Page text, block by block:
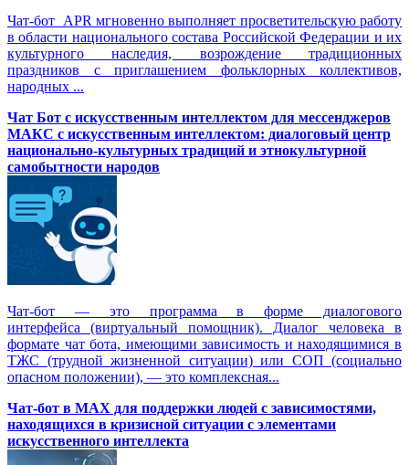
Чат-бот APR мгновенно выполняет просветительскую работу
в области национального состава Российской Федерации и их
культурного наследия, возрождение традиционных
праздников с приглашением фольклорных коллективов,
народных ...
Чат Бот с искусственным интеллектом для мессенджеров
МАКС с искусственным интеллектом: диалоговый центр
национально-культурных традиций и этнокультурной
самобытности народов
Чат-бот — это программа в форме диалогового
интерфейса (виртуальный помощник). Диалог человека в
формате чат бота, имеющими зависимость и находящимися в
ТЖС (трудной жизненной ситуации) или СОП (социально
опасном положении), — это комплексная...
Чат-бот в MAX для поддержки людей с зависимостями,
находящихся в кризисной ситуации с элементами
искусственного интеллекта